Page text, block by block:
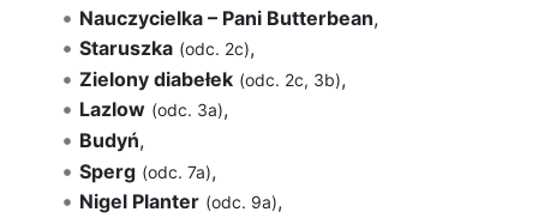
Nauczycielka – Pani Butterbean,
Staruszka (odc. 2c),
Zielony diabełek (odc. 2c, 3b),
Lazlow (odc. 3a),
Budyń,
Sperg (odc. 7a),
Nigel Planter (odc. 9a),